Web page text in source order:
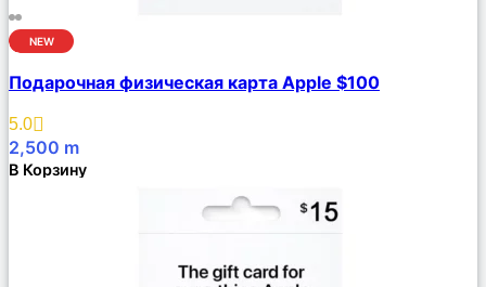
NEW
Описание
Избранное
Подарочная физическая карта Apple $100
5.0
2,500 m
В Корзину